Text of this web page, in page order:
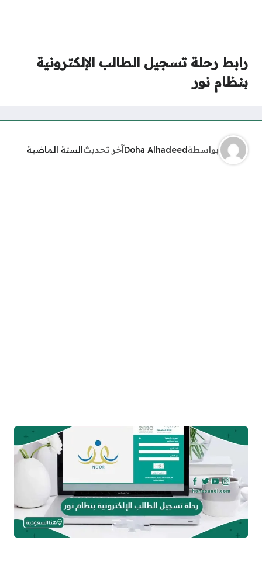
رابط رحلة تسجيل الطالب الإلكترونية
بنظام نور
بواسطةDoha Alhadeedآخر تحديثالسنة الماضية